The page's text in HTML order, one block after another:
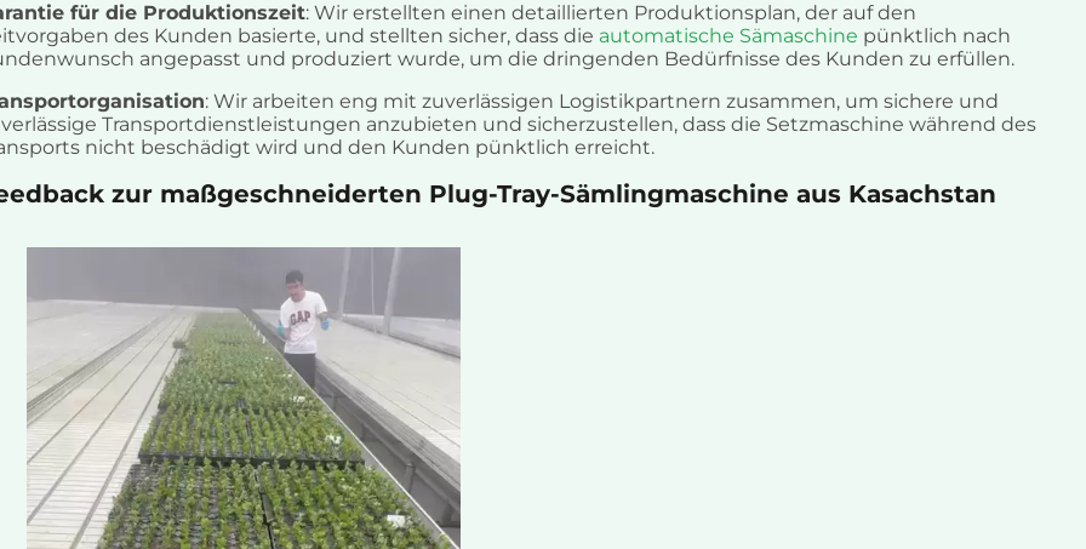
für die Produktionszeit: Wir erstellten einen detaillierten Produktionsplan, der auf den
des Kunden basierte, und stellten sicher, dass die automatische Sämaschine pünktlich nach
angepasst und produziert wurde, um die dringenden Bedürfnisse des Kunden zu erfüllen.
: Wir arbeiten eng mit zuverlässigen Logistikpartnern zusammen, um sichere und
Transportdienstleistungen anzubieten und sicherzustellen, dass die Setzmaschine während des
nicht beschädigt wird und den Kunden pünktlich erreicht.
zur maßgeschneiderten Plug-Tray-Sämlingmaschine aus Kasachstan